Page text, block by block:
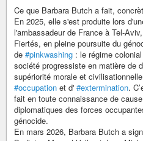
Ce que Barbara Butch a fait,
En 2025, elle s'est produite lors
l'ambassadeur de France à Tel-
Fiertés, en pleine poursuite du
de #pinkwashing : le régime
société progressiste en matière de
supériorité morale et
#occupation et d' #extermination.
fait en toute connaissance de
diplomatiques des forces
génocide.
En mars 2026, Barbara Butch a